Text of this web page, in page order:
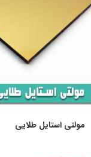
مولتی استایل طلایی